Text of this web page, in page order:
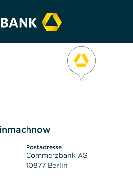
Postadresse
Commerzbank AG
10877 Berlin